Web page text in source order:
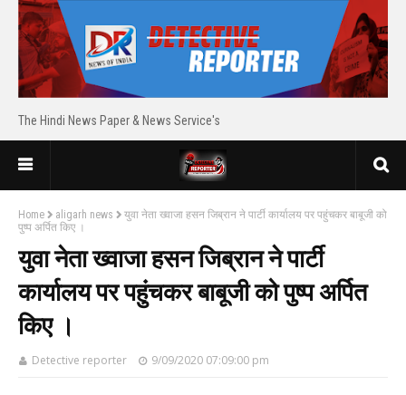
The Hindi News Paper & News Service's
Home aligarh news
युवा नेता ख्वाजा हसन जिब्रान ने पार्टी कार्यालय पर पहुंचकर बाबूजी को
पुष्प अर्पित किए ।
युवा नेता ख्वाजा हसन जिब्रान ने पार्टी
कार्यालय पर पहुंचकर बाबूजी को पुष्प अर्पित
किए ।
Detective reporter 9/09/2020 07:09:00 pm